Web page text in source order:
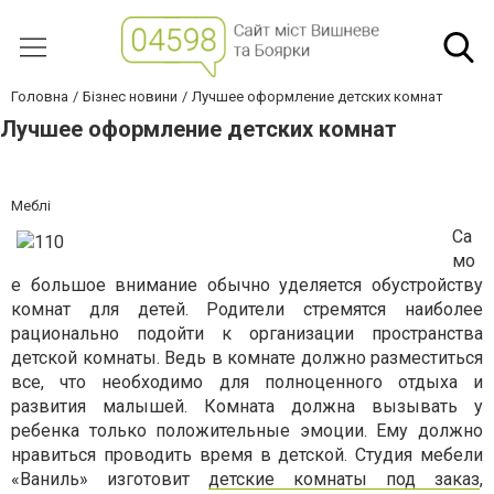
Головна Бізнес новини Лучшее оформление детских комнат
Лучшее оформление детских комнат
Меблі
Са
мо
е большое внимание обычно уделяется обустройству
комнат для детей. Родители стремятся наиболее
рационально подойти к организации пространства
детской комнаты. Ведь в комнате должно разместиться
все, что необходимо для полноценного отдыха и
развития малышей. Комната должна вызывать у
ребенка только положительные эмоции. Ему должно
нравиться проводить время в детской. Студия мебели
«Ваниль» изготовит детские комнаты под заказ,